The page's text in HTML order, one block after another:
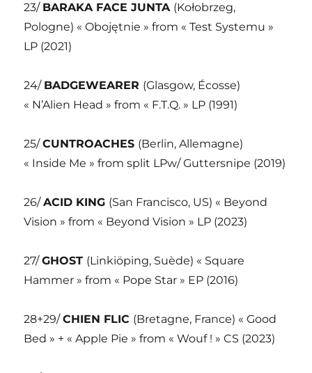
23/ BARAKA FACE JUNTA (Kołobrzeg,
Pologne) « Obojętnie » from « Test Systemu »
LP (2021)
24/ BADGEWEARER (Glasgow, Écosse)
« N’Alien Head » from « F.T.Q. » LP (1991)
25/CUNTROACHES (Berlin, Allemagne)
« Inside Me » from split LPw/ Guttersnipe (2019)
26/ACID KING (San Francisco, US) « Beyond
Vision » from « Beyond Vision » LP (2023)
27/GHOST (Linkiöping, Suède) « Square
Hammer » from « Pope Star » EP (2016)
28+29/CHIEN FLIC (Bretagne, France) « Good
Bed » + « Apple Pie » from « Wouf ! » CS (2023)